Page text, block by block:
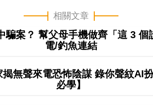
相關文章
案？ 幫父母手機做齊「這 3 個
電/釣魚連結
無聲來電恐怖陰謀 錄你聲紋AI
必學】